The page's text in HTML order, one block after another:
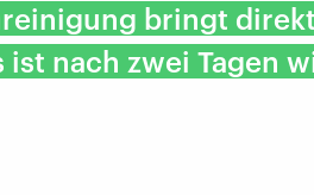
bringt direkt
ist nach zwei Tagen